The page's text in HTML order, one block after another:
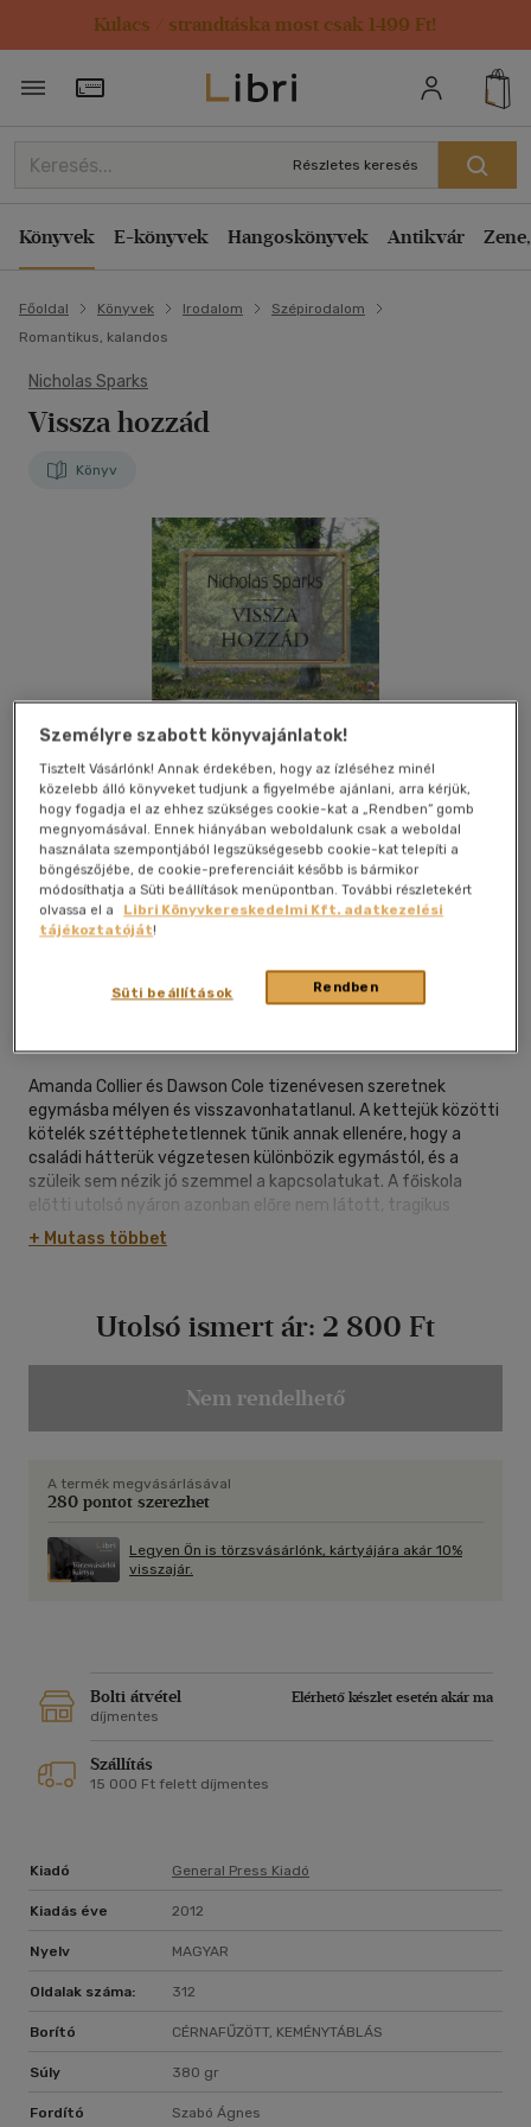
Kulacs / strandtáska most csak 1499 Ft!
Törzsvásárlói Kártya adatai
Részletes keresés
Könyvek E-könyvek Hangoskönyvek Antikvár
Főoldal Könyvek Irodalom
Szépirodalom
Romantikus, kalandos
Nicholas Sparks
Vissza hozzád
Könyv
Kívánságlistához adom
magyar nyelvű|cérnafűzött,
Amanda Collier és Dawson Cole tizenévesen szeretnek
egymásba mélyen és visszavonhatatlanul. A kettejük közötti
kötelék széttéphetetlennek tűnik annak ellenére, hogy a
családi hátterük végzetesen különbözik egymástól, és a
szüleik sem nézik jó szemmel a kapcsolatukat. A főiskola
előtti utolsó nyáron azonban előre nem látott, tragikus
események szakítják el őket egymástól, és terelik teljesen
más irányba az életüket. Huszonöt évvel később Amanda és
szerelmüket, és menedéket nyújtott nekik. Egyikük sem azt
tudta elfelejteni azt a szenvedélyes első szerelmet, amely
örökre megváltoztatta a sorsukat. Miközben Amanda és
újragondolják a döntéseiket, és az együtt töltött varázslatos
hétvége után feltegyék a kérdést: újraírhatja-e a szerelem a
múltat? Nicholas Sparks (Menedék, Szerencsecsillag) legújabb
regénye az életre szóló szerelem szépségéről és fájdalmáról
szól.
+ Mutass többet
Utolsó ismert ár: 2 800 Ft
Nem rendelhető
A termék megvásárlásával
280 pontot szerezhet
Legyen Ön is törzsvásárlónk, kártyájára akár 10%
visszajár.
Bolti átvétel
Elérhető készlet esetén akár ma
díjmentes
Szállítás
15 000 Ft felett díjmentes
Kiadó General Press Kiadó
Kiadás éve 2012
Nyelv MAGYAR
Oldalak száma: 312
Borító CÉRNAFŰZÖTT, KEMÉNYTÁBLÁS
Súly 380 gr
Fordító Szabó Ágnes
Személyre szabott könyvajánlatok!
Tisztelt Vásárlónk! Annak érdekében, hogy az ízléséhez minél
közelebb álló könyveket tudjunk a figyelmébe ajánlani, arra kérjük,
hogy fogadja el az ehhez szükséges cookie-kat a „Rendben” gomb
megnyomásával. Ennek hiányában weboldalunk csak a weboldal
használata szempontjából legszükségesebb cookie-kat telepíti a
böngészőjébe, de cookie-preferenciáit később is bármikor
módosíthatja a Süti beállítások menüpontban. További részletekért
olvassa el a
Libri Könyvkereskedelmi Kft. adatkezelési
tájékoztatóját!
Rendben
Süti beállítások